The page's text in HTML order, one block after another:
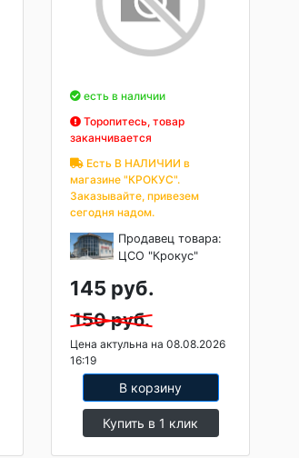
есть в наличии
Торопитесь, товар
заканчивается
Есть В НАЛИЧИИ в
магазине "КРОКУС".
Заказывайте, привезем
сегодня надом.
Продавец товара:
ЦСО "Крокус"
145 руб.
150 руб.
Цена актульна на 08.08.2026
16:19
В корзину
Купить в 1 клик